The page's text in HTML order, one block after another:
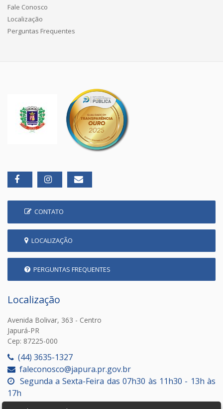
Fale Conosco
Localização
Perguntas Frequentes
CONTATO
LOCALIZAÇÃO
PERGUNTAS FREQUENTES
Localização
Avenida Bolivar, 363 - Centro
Japurá-PR
Cep: 87225-000
(44) 3635-1327
faleconosco@japura.pr.gov.br
Segunda a Sexta-Feira das 07h30 às 11h30 - 13h às
17h